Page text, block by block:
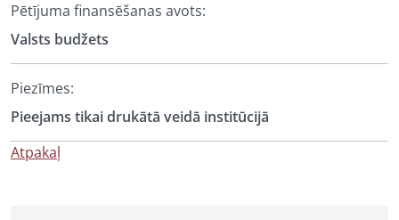
Pētījuma finansēšanas avots:
Valsts budžets
Piezīmes:
Pieejams tikai drukātā veidā institūcijā
Atpakaļ